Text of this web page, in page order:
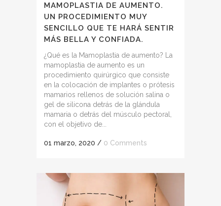
MAMOPLASTIA DE AUMENTO.
UN PROCEDIMIENTO MUY
SENCILLO QUE TE HARÁ SENTIR
MÁS BELLA Y CONFIADA.
¿Qué es la Mamoplastia de aumento? La
mamoplastia de aumento es un
procedimiento quirúrgico que consiste
en la colocación de implantes o prótesis
mamarios rellenos de solución salina o
gel de silicona detrás de la glándula
mamaria o detrás del músculo pectoral,
con el objetivo de...
01 marzo, 2020 / 0 Comments